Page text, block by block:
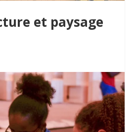
et paysage